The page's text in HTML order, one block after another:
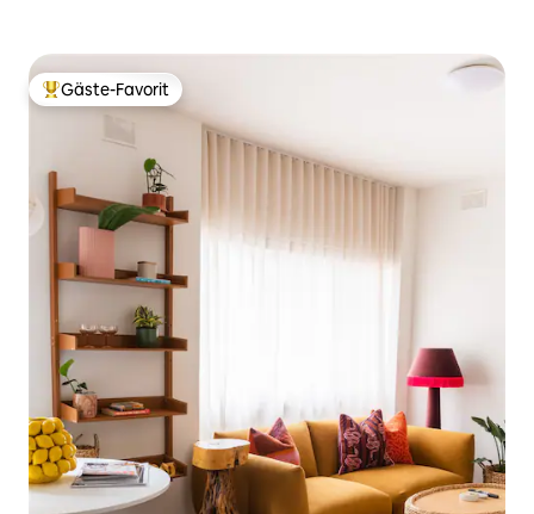
Beliebter Gäste-Favorit.
Gäste-Favorit